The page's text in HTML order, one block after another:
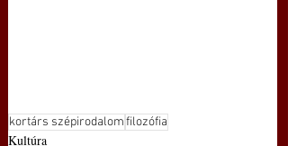
kortárs szépirodalomfilozófia
Kultúra